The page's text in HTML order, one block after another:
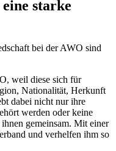
starke
bei der AWO sind
weil diese sich für
Nationalität, Herkunft
dabei nicht nur ihre
werden oder keine
gemeinsam. Mit einer
und verhelfen ihm so